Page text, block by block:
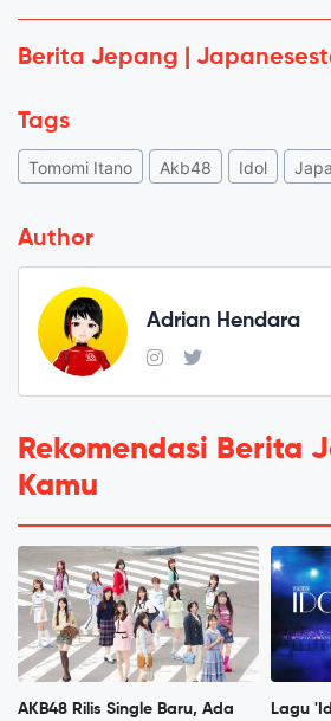
Berita Jepang |
Tags
Tomomi Itano Akb48 Idol
Author
Adrian Hendara
Rekomendasi Berita
Kamu
AKB48 Rilis Single Baru, Ada
Lagu